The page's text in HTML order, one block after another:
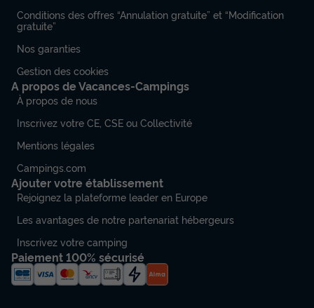
Conditions des offres “Annulation gratuite” et “Modification
gratuite”
Nos garanties
Gestion des cookies
A propos de Vacances-Campings
À propos de nous
Inscrivez votre CE, CSE ou Collectivité
Mentions légales
Campings.com
Ajouter votre établissement
Rejoignez la plateforme leader en Europe
Les avantages de notre partenariat hébergeurs
Inscrivez votre camping
Paiement 100% sécurisé